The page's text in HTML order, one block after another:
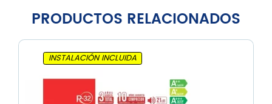
PRODUCTOS RELACIONADOS
INSTALACIÓN INCLUIDA